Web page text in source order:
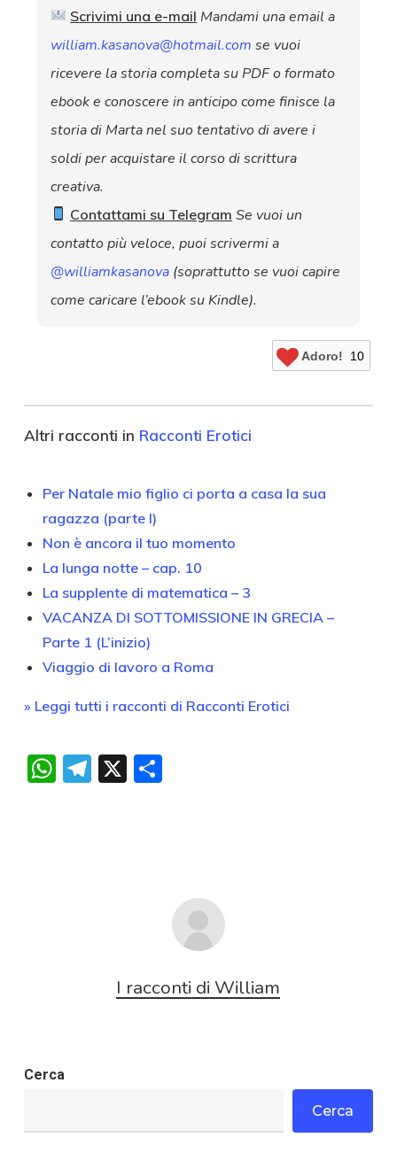
Scrivimi una e-mail Mandami una email a
william.kasanova@hotmail.com se vuoi
ricevere la storia completa su PDF o formato
ebook e conoscere in anticipo come finisce la
storia di Marta nel suo tentativo di avere i
soldi per acquistare il corso di scrittura
creativa.
Contattami su Telegram Se vuoi un
contatto più veloce, puoi scrivermi a
@williamkasanova(soprattutto se vuoi capire
come caricare l’ebook su Kindle).
Adoro! 10
Altri racconti in Racconti Erotici
Per Natale mio figlio ci porta a casa la sua
ragazza (parte I)
Non è ancora il tuo momento
La lunga notte – cap. 10
La supplente di matematica – 3
VACANZA DI SOTTOMISSIONE IN GRECIA –
Parte 1 (L’inizio)
Viaggio di lavoro a Roma
» Leggi tutti i racconti di Racconti Erotici
WhatsApp
Telegram
X Condividi
I racconti di William
Cerca
Cerca